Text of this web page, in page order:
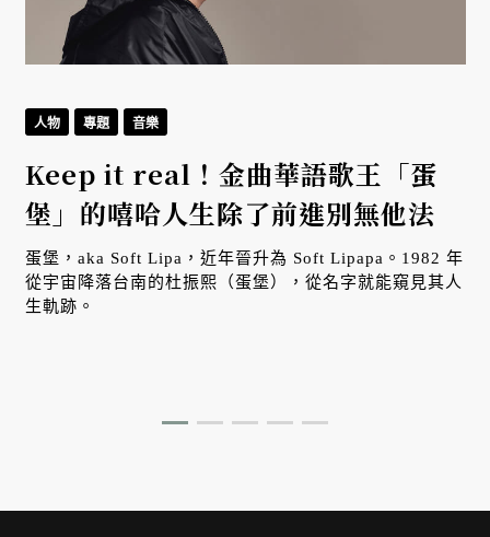
人物 專題 音樂
Keep it real！金曲華語歌王「蛋
堡」的嘻哈人生除了前進別無他法
蛋堡，aka Soft Lipa，近年晉升為 Soft Lipapa。1982 年
從宇宙降落台南的杜振熙（蛋堡），從名字就能窺見其人
生軌跡。